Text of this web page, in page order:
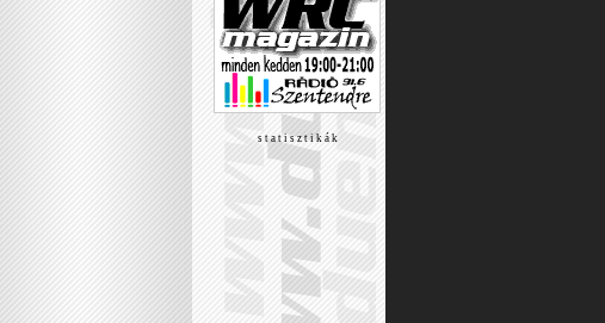
s t a t i s z t i k á k